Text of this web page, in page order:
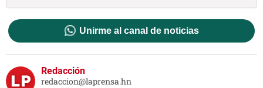
Unirme al canal de noticias
Redacción
redaccion@laprensa.hn